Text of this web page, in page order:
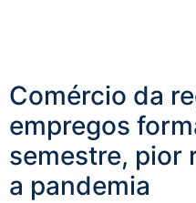
Comércio da
empregos
semestre, pior
a pandemia